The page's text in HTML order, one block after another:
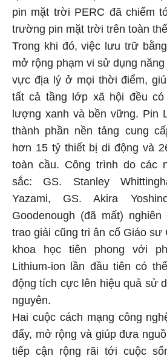
pin mặt trời PERC đã chiếm
trường pin mặt trời trên toàn
Trong khi đó, việc lưu trữ
mở rộng phạm vi sử dụng
vực địa lý ở mọi thời điểm,
tất cả tầng lớp xã hội đều có
lượng xanh và bền vững. Pin
thành phần nền tảng cung
hơn 15 tỷ thiết bị di động và
toàn cầu. Công trình do các
sắc: GS. Stanley
Yazami, GS. Akira
Goodenough (đã mất)
trao giải cũng tri ân cố Giáo sư
khoa học tiên phong với
Lithium-ion lần đầu tiên có
động tích cực lên hiệu quả sử
nguyên.
Hai cuộc cách mạng công
đẩy, mở rộng và giúp đưa
tiếp cận rộng rãi tới cuộc